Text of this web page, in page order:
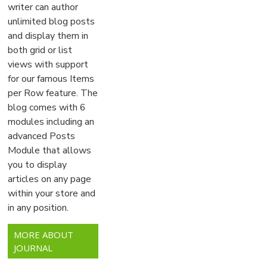
writer can author
unlimited blog posts
and display them in
both grid or list
views with support
for our famous Items
per Row feature. The
blog comes with 6
modules including an
advanced Posts
Module that allows
you to display
articles on any page
within your store and
in any position.
MORE ABOUT
JOURNAL